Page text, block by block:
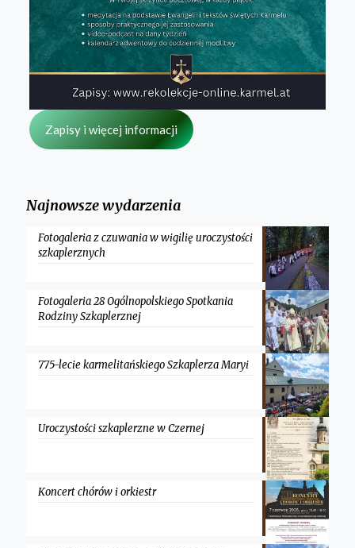
Zapisy i więcej informacji
Najnowsze wydarzenia
Fotogaleria z czuwania w wigilię uroczystości
szkaplerznych
Fotogaleria 28 Ogólnopolskiego Spotkania
Rodziny Szkaplerznej
775-lecie karmelitańskiego Szkaplerza Maryi
Uroczystości szkaplerzne w Czernej
Koncert chórów i orkiestr